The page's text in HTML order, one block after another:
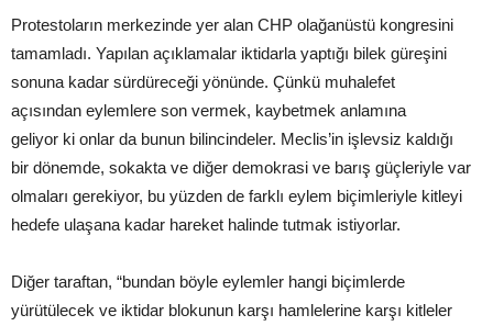
Protestoların merkezinde yer alan CHP olağanüstü kongresini
tamamladı. Yapılan açıklamalar iktidarla yaptığı bilek güreşini
sonuna kadar sürdüreceği yönünde. Çünkü muhalefet
açısından eylemlere son vermek, kaybetmek anlamına
geliyor ki onlar da bunun bilincindeler. Meclis’in işlevsiz kaldığı
bir dönemde, sokakta ve diğer demokrasi ve barış güçleriyle var
olmaları gerekiyor, bu yüzden de farklı eylem biçimleriyle kitleyi
hedefe ulaşana kadar hareket halinde tutmak istiyorlar.
Diğer taraftan, “bundan böyle eylemler hangi biçimlerde
yürütülecek ve iktidar blokunun karşı hamlelerine karşı kitleler